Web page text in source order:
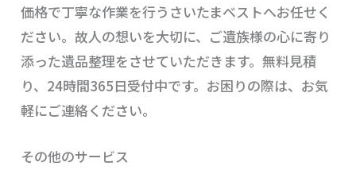
価格で丁寧な作業を行うさいたまベストへお任せく
ださい。故人の想いを大切に、ご遺族様の心に寄り
添った遺品整理をさせていただきます。無料見積
り、24時間365日受付中です。お困りの際は、お気
軽にご連絡ください。
その他のサービス